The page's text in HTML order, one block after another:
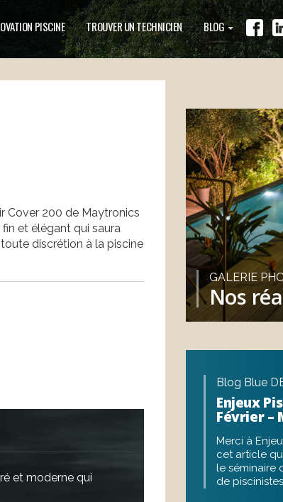
PISCINE TROUVER UN TECHNICIEN BLOG
Cover 200 de Maytronics
et élégant qui saura
discrétion à la piscine
et moderne qui
GALERIE
Nos
Blog Blue
Enjeux
Février –
Merci à
cet article
le séminaire
de